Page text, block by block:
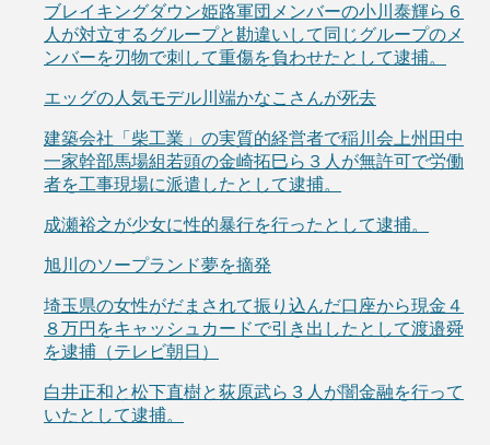
ブレイキングダウン姫路軍団メンバーの小川泰輝ら６
人が対立するグループと勘違いして同じグループのメ
ンバーを刃物で刺して重傷を負わせたとして逮捕。
エッグの人気モデル川端かなこさんが死去
建築会社「柴工業」の実質的経営者で稲川会上州田中
一家幹部馬場組若頭の金崎拓巳ら３人が無許可で労働
者を工事現場に派遣したとして逮捕。
成瀬裕之が少女に性的暴行を行ったとして逮捕。
旭川のソープランド夢を摘発
埼玉県の女性がだまされて振り込んだ口座から現金４
８万円をキャッシュカードで引き出したとして渡邉舜
を逮捕（テレビ朝日）
白井正和と松下直樹と荻原武ら３人が闇金融を行って
いたとして逮捕。